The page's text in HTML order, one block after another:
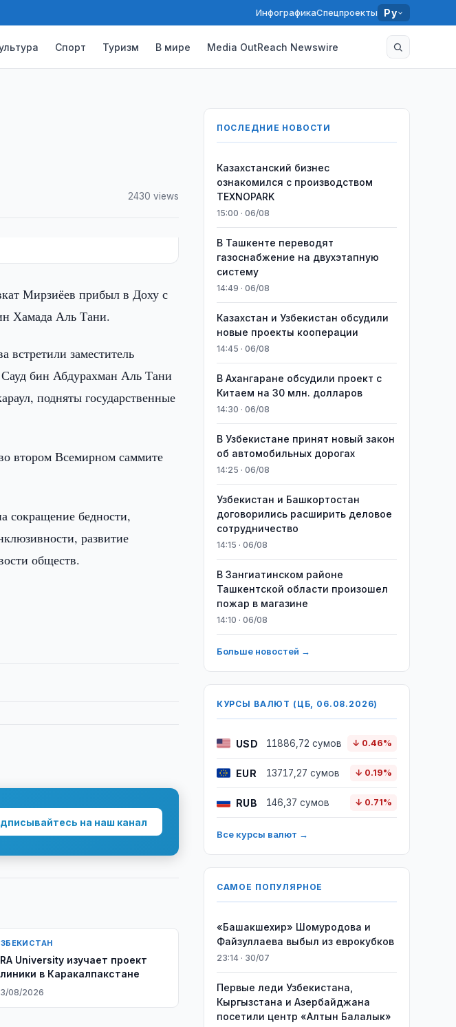
ИнфографикаСпецпроекты Ру
Спорт Туризм В мире Media OutReach Newswire
2430 views
Мирзиёев прибыл в Доху с
Хамада Аль Тани.
встретили заместитель
бин Абдурахман Аль Тани
подняты государственные
втором Всемирном саммите
сокращение бедности,
развитие
обществ.
на наш канал
University изучает проект
в Каракалпакстане
08/2026
ПОСЛЕДНИЕ НОВОСТИ
Казахстанский бизнес
ознакомился с производством
TEXNOPARK
15:00 · 06/08
В Ташкенте переводят
газоснабжение на двухэтапную
систему
14:49 · 06/08
Казахстан и Узбекистан обсудили
новые проекты кооперации
14:45 · 06/08
В Ахангаране обсудили проект с
Китаем на 30 млн. долларов
14:30 · 06/08
В Узбекистане принят новый закон
об автомобильных дорогах
14:25 · 06/08
Узбекистан и Башкортостан
договорились расширить деловое
сотрудничество
14:15 · 06/08
В Зангиатинском районе
Ташкентской области произошел
пожар в магазине
14:10 · 06/08
Больше новостей →
КУРСЫ ВАЛЮТ (ЦБ, 06.08.2026)
USD 11886,72 сумов ↓ 0.46%
EUR 13717,27 сумов ↓ 0.19%
RUB 146,37 сумов ↓ 0.71%
Все курсы валют →
САМОЕ ПОПУЛЯРНОЕ
«Башакшехир» Шомуродова и
Файзуллаева выбыл из еврокубков
23:14 · 30/07
Первые леди Узбекистана,
Кыргызстана и Азербайджана
посетили центр «Алтын Балалык»